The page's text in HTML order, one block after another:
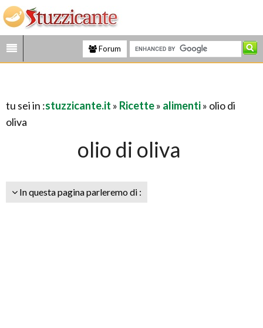
Forum
tu sei in :stuzzicante.it » Ricette» alimenti» olio di
oliva
olio di oliva
In questa pagina parleremo di :